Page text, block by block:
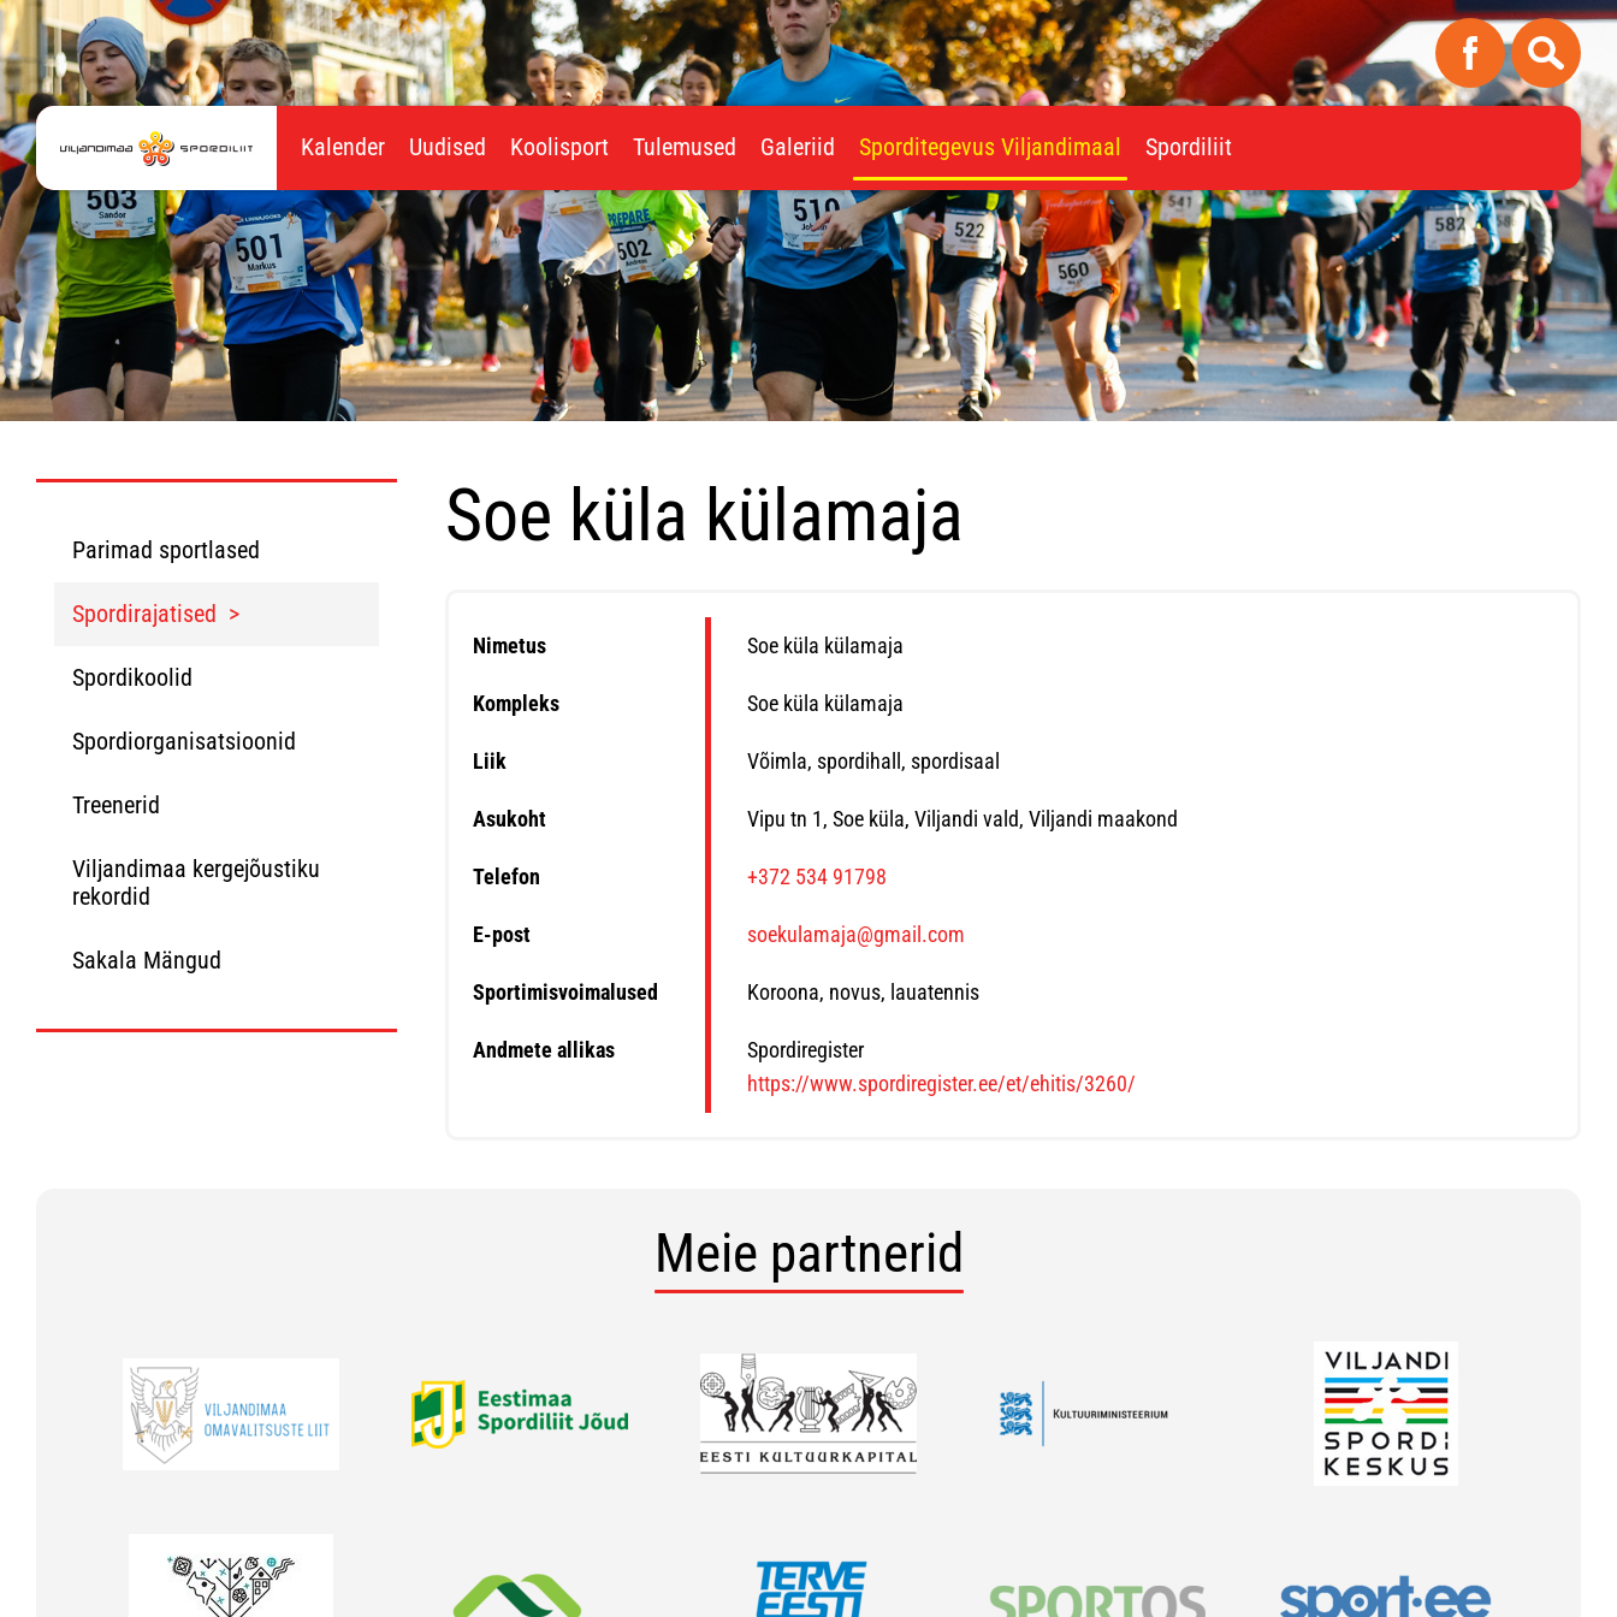
Kalender Uudised Koolisport Tulemused Galeriid Sporditegevus Viljandimaal Spordiliit
Parimad sportlased
Spordirajatised
Spordikoolid
Spordiorganisatsioonid
Treenerid
Viljandimaa kergejõustiku
rekordid
Sakala Mängud
Soe küla külamaja
Nimetus Soe küla külamaja
Kompleks Soe küla külamaja
Liik Võimla, spordihall, spordisaal
Asukoht Vipu tn 1, Soe küla, Viljandi vald, Viljandi maakond
Telefon +372 534 91798
E-post soekulamaja@gmail.com
Sportimisvoimalused Koroona, novus, lauatennis
Andmete allikas
Spordiregister
https://www.spordiregister.ee/et/ehitis/3260/
Meie partnerid